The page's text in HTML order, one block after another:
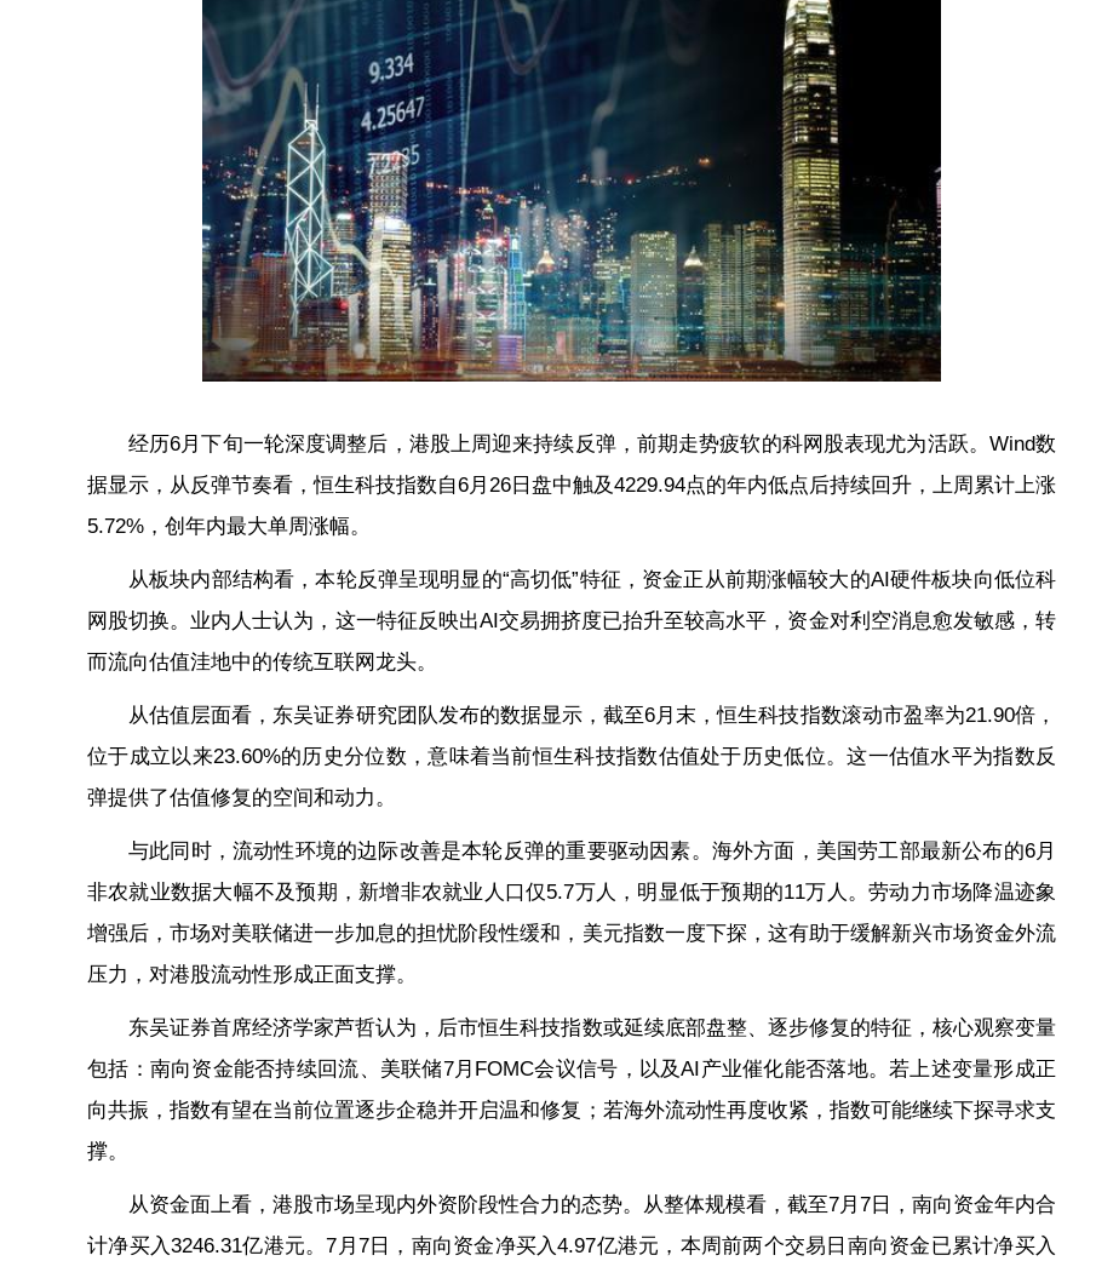
经历6月下旬一轮深度调整后，港股上周迎来持续反弹，前期走势疲软的科网股表现尤为活跃。Wind数
据显示，从反弹节奏看，恒生科技指数自6月26日盘中触及4229.94点的年内低点后持续回升，上周累计上涨
5.72%，创年内最大单周涨幅。
从板块内部结构看，本轮反弹呈现明显的“高切低”特征，资金正从前期涨幅较大的AI硬件板块向低位科
网股切换。业内人士认为，这一特征反映出AI交易拥挤度已抬升至较高水平，资金对利空消息愈发敏感，转
而流向估值洼地中的传统互联网龙头。
从估值层面看，东吴证券研究团队发布的数据显示，截至6月末，恒生科技指数滚动市盈率为21.90倍，
位于成立以来23.60%的历史分位数，意味着当前恒生科技指数估值处于历史低位。这一估值水平为指数反
弹提供了估值修复的空间和动力。
与此同时，流动性环境的边际改善是本轮反弹的重要驱动因素。海外方面，美国劳工部最新公布的6月
非农就业数据大幅不及预期，新增非农就业人口仅5.7万人，明显低于预期的11万人。劳动力市场降温迹象
增强后，市场对美联储进一步加息的担忧阶段性缓和，美元指数一度下探，这有助于缓解新兴市场资金外流
压力，对港股流动性形成正面支撑。
东吴证券首席经济学家芦哲认为，后市恒生科技指数或延续底部盘整、逐步修复的特征，核心观察变量
包括：南向资金能否持续回流、美联储7月FOMC会议信号，以及AI产业催化能否落地。若上述变量形成正
向共振，指数有望在当前位置逐步企稳并开启温和修复；若海外流动性再度收紧，指数可能继续下探寻求支
撑。
从资金面上看，港股市场呈现内外资阶段性合力的态势。从整体规模看，截至7月7日，南向资金年内合
计净买入3246.31亿港元。7月7日，南向资金净买入4.97亿港元，本周前两个交易日南向资金已累计净买入